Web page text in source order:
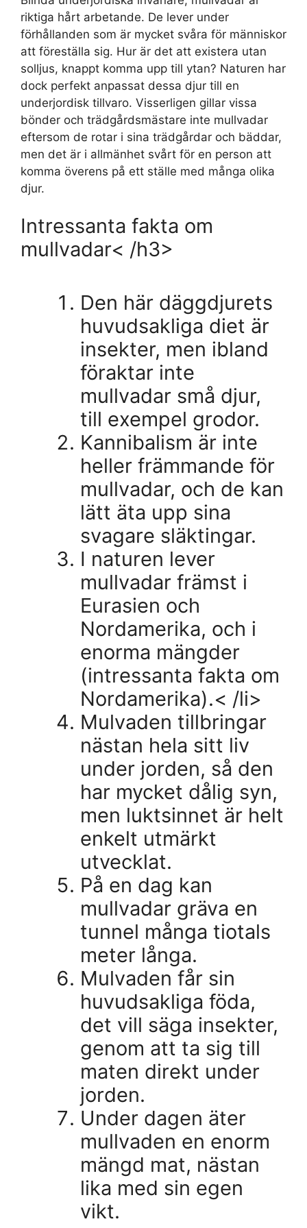
riktiga hårt arbetande. De lever under
förhållanden som är mycket svåra för människor
att föreställa sig. Hur är det att existera utan
solljus, knappt komma upp till ytan? Naturen har
dock perfekt anpassat dessa djur till en
underjordisk tillvaro. Visserligen gillar vissa
bönder och trädgårdsmästare inte mullvadar
eftersom de rotar i sina trädgårdar och bäddar,
men det är i allmänhet svårt för en person att
komma överens på ett ställe med många olika
djur.
Intressanta fakta om
mullvadar< /h3>
Den här däggdjurets
huvudsakliga diet är
insekter, men ibland
föraktar inte
mullvadar små djur,
till exempel grodor.
Kannibalism är inte
heller främmande för
mullvadar, och de kan
lätt äta upp sina
svagare släktingar.
I naturen lever
mullvadar främst i
Eurasien och
Nordamerika, och i
enorma mängder
(intressanta fakta om
Nordamerika).< /li>
Mulvaden tillbringar
nästan hela sitt liv
under jorden, så den
har mycket dålig syn,
men luktsinnet är helt
enkelt utmärkt
utvecklat.
På en dag kan
mullvadar gräva en
tunnel många tiotals
meter långa.
Mulvaden får sin
huvudsakliga föda,
det vill säga insekter,
genom att ta sig till
maten direkt under
jorden.
Under dagen äter
mullvaden en enorm
mängd mat, nästan
lika med sin egen
vikt.